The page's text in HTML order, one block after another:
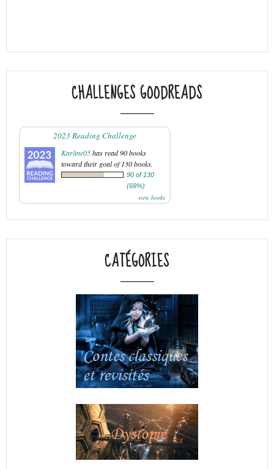
CHALLENGES GOODREADS
2023 Reading Challenge
Karline05has read 90 books
toward their goal of 130 books.
90 of 130
(69%)
view books
CATÉGORIES